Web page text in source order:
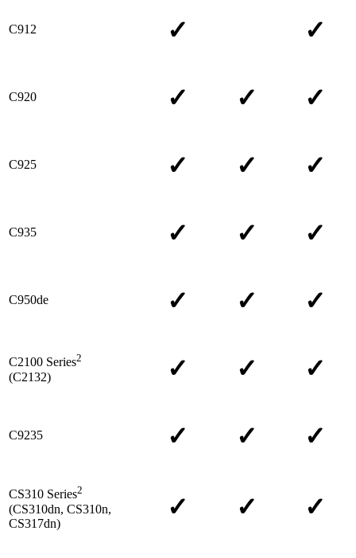
C912 ✓ ✓
C920 ✓ ✓ ✓
C925 ✓ ✓ ✓
C935 ✓ ✓ ✓
C950de ✓ ✓ ✓
C2100 Series2
(C2132) ✓ ✓ ✓
C9235 ✓ ✓ ✓
CS310 Series2
(CS310dn, CS310n,
CS317dn)
✓ ✓ ✓